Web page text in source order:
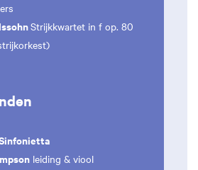
Strijkkwartet in f op. 80
leiding & viool